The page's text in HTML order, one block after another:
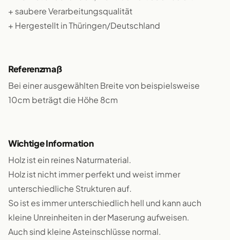
+ saubere Verarbeitungsqualität
+ Hergestellt in Thüringen/Deutschland
Referenzmaß
Bei einer ausgewählten Breite von beispielsweise
10cm beträgt die Höhe 8cm
Wichtige Information
Holz ist ein reines Naturmaterial.
Holz ist nicht immer perfekt und weist immer
unterschiedliche Strukturen auf.
So ist es immer unterschiedlich hell und kann auch
kleine Unreinheiten in der Maserung aufweisen.
Auch sind kleine Asteinschlüsse normal.